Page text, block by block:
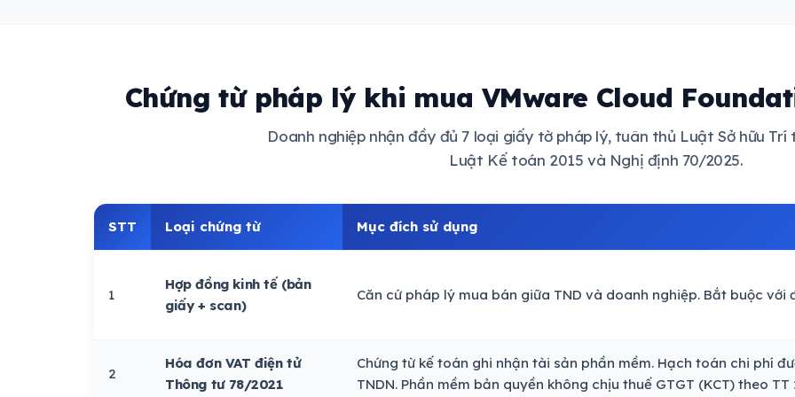
Chứng từ pháp lý khi mua VMware Cloud
Doanh nghiệp nhận đầy đủ 7 loại giấy tờ pháp lý, tuân thủ Luật Sở hữu Trí
Luật Kế toán 2015 và Nghị định 70/2025.
STT Loại chứng từ Mục đích sử dụng
1
Hợp đồng kinh tế (bản
giấy + scan)
Căn cứ pháp lý mua bán giữa TND và doanh nghiệp. Bắt buộc với
2
Hóa đơn VAT điện tử
Thông tư 78/2021
Chứng từ kế toán ghi nhận tài sản phần mềm. Hạch toán chi phí
TNDN. Phần mềm bản quyền không chịu thuế GTGT (KCT) theo TT